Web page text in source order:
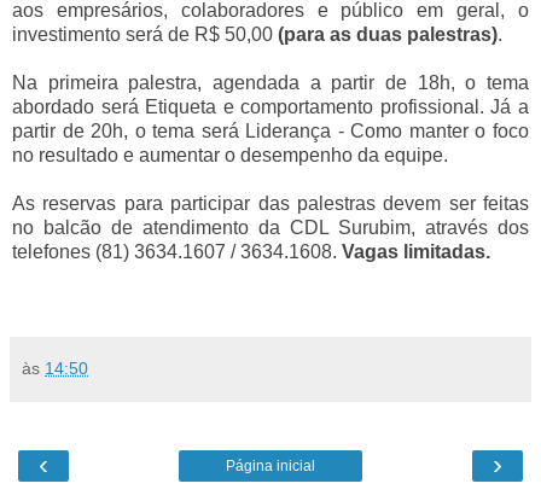
aos empresários, colaboradores e público em geral, o
investimento será de R$ 50,00 (para as duas palestras).
Na primeira palestra, agendada a partir de 18h, o tema
abordado será Etiqueta e comportamento profissional. Já a
partir de 20h, o tema será Liderança - Como manter o foco
no resultado e aumentar o desempenho da equipe.
As reservas para participar das palestras devem ser feitas
no balcão de atendimento da CDL Surubim, através dos
telefones (81) 3634.1607 / 3634.1608. Vagas limitadas.
às 14:50
‹ ›
Página inicial